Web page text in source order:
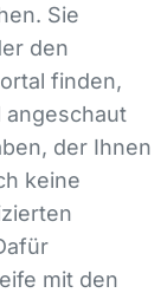
Sie
den
finden,
angeschaut
der Ihnen
keine
mit den